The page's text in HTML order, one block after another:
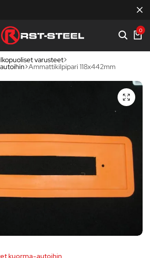
0
varusteet
Ammattikilpipari 118x442mm
kuorma-autoihin